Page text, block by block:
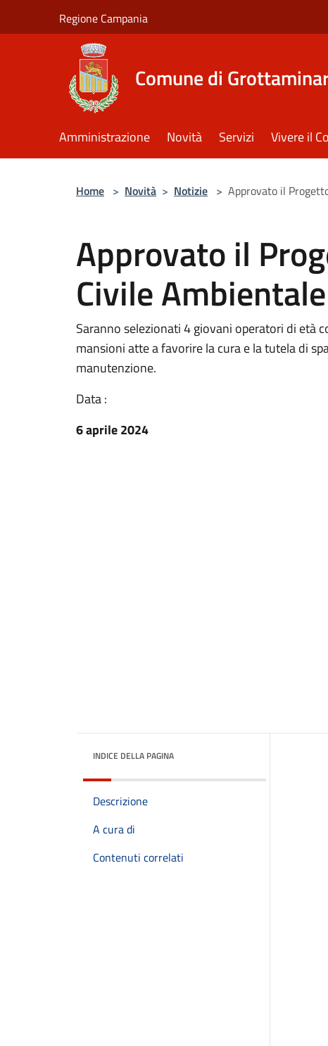
Regione Campania
Comune di
Amministrazione Novità Servizi Vivere il
Home > Novità > Notizie > Approvato il
Approvato il
Civile Ambientale
Saranno selezionati 4 giovani operatori di età
mansioni atte a favorire la cura e la tutela di
manutenzione.
Data :
6 aprile 2024
INDICE DELLA PAGINA
Descrizione
A cura di
Contenuti correlati